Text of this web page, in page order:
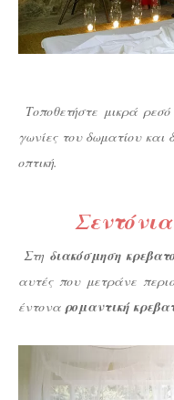
Τοποθετήστε μικρά
γωνίες του δωματίου και
οπτική.
Στη διακόσμηση
αυτές που μετράνε
έντονα ρομαντική